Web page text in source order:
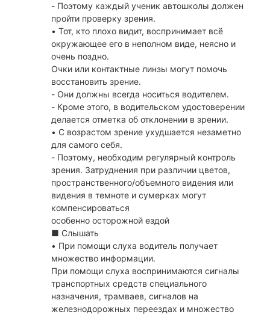
- Поэтому каждый ученик автошколы должен
пройти проверку зрения.
• Тот, кто плохо видит, воспринимает всё
окружающее его в неполном виде, неясно и
очень поздно.
Очки или контактные линзы могут помочь
восстановить зрение.
- Они должны всегда носиться водителем.
- Кроме этого, в водительском удостоверении
делается отметка об отклонении в зрении.
• С возрастом зрение ухудшается незаметно
для самого себя.
- Поэтому, необходим регулярный контроль
зрения. Затруднения при различии цветов,
пространственного/объемного видения или
видения в темноте и сумерках могут
компенсироваться
особенно осторожной ездой
■ Слышать
• При помощи слуха водитель получает
множество информации.
При помощи слуха воспринимаются сигналы
транспортных средств специального
назначения, трамваев, сигналов на
железнодорожных переездах и множество